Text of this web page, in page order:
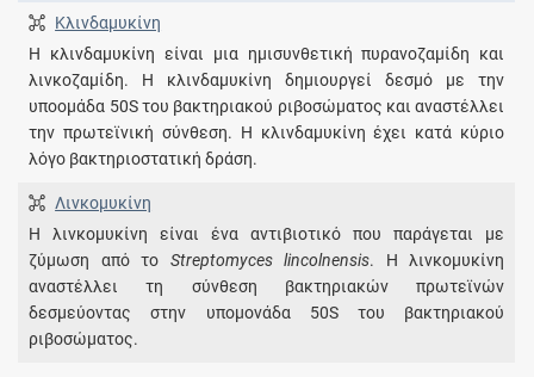
Κλινδαμυκίνη
Η κλινδαμυκίνη είναι μια ημισυνθετική πυρανοζαμίδη και
λινκοζαμίδη. Η κλινδαμυκίνη δημιουργεί δεσμό με την
υποομάδα 50S του βακτηριακού ριβοσώματος και αναστέλλει
την πρωτεϊνική σύνθεση. Η κλινδαμυκίνη έχει κατά κύριο
λόγο βακτηριοστατική δράση.
Λινκομυκίνη
Η λινκομυκίνη είναι ένα αντιβιοτικό που παράγεται με
ζύμωση από το Streptomyces lincolnensis. Η λινκομυκίνη
αναστέλλει τη σύνθεση βακτηριακών πρωτεϊνών
δεσμεύοντας στην υπομονάδα 50S του βακτηριακού
ριβοσώματος.